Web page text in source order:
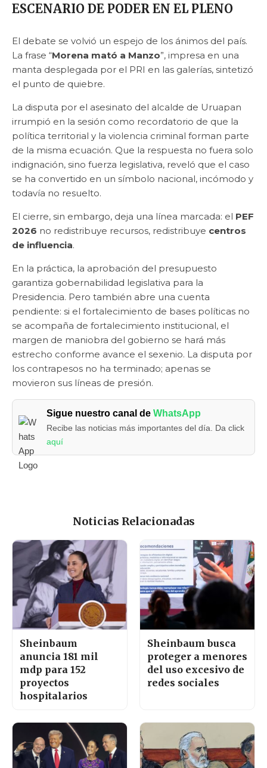
ESCENARIO DE PODER EN EL PLENO
El debate se volvió un espejo de los ánimos del país.
La frase “Morena mató a Manzo”, impresa en una
manta desplegada por el PRI en las galerías, sintetizó
el punto de quiebre.
La disputa por el asesinato del alcalde de Uruapan
irrumpió en la sesión como recordatorio de que la
política territorial y la violencia criminal forman parte
de la misma ecuación. Que la respuesta no fuera solo
indignación, sino fuerza legislativa, reveló que el caso
se ha convertido en un símbolo nacional, incómodo y
todavía no resuelto.
El cierre, sin embargo, deja una línea marcada: el PEF
2026 no redistribuye recursos, redistribuye centros
de influencia.
En la práctica, la aprobación del presupuesto
garantiza gobernabilidad legislativa para la
Presidencia. Pero también abre una cuenta
pendiente: si el fortalecimiento de bases políticas no
se acompaña de fortalecimiento institucional, el
margen de maniobra del gobierno se hará más
estrecho conforme avance el sexenio. La disputa por
los contrapesos no ha terminado; apenas se
movieron sus líneas de presión.
Sigue nuestro canal deWhatsApp
Recibe las noticias más importantes del día. Da click
aquí
Noticias Relacionadas
Sheinbaum
anuncia 181 mil
mdp para 152
proyectos
hospitalarios
Sheinbaum busca
proteger a menores
del uso excesivo de
redes sociales